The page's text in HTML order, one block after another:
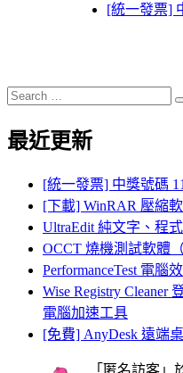
[統一發票]
Search
for:
最近更新
[統一發票] 中獎號碼
[下載] WinRAR 壓縮
UltraEdit 純文字、程
OCCT 燒機測試軟體
PerformanceTest 電
Wise Registry Cleaner
電腦加速工具
[免費] AnyDesk 遠端
「 匿名訪客 」